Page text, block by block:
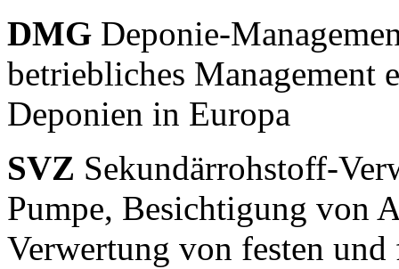
DMG Deponie-
betriebliches Management
Deponien in Europa
SVZ Sekundärrohstoff-
Pumpe, Besichtigung von
Verwertung von festen